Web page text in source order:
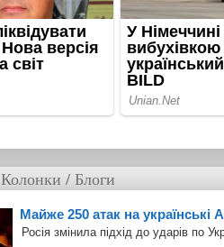
Колонки / Блоги
Майже 250 атак на українські
Росія змінила підхід до ударів по